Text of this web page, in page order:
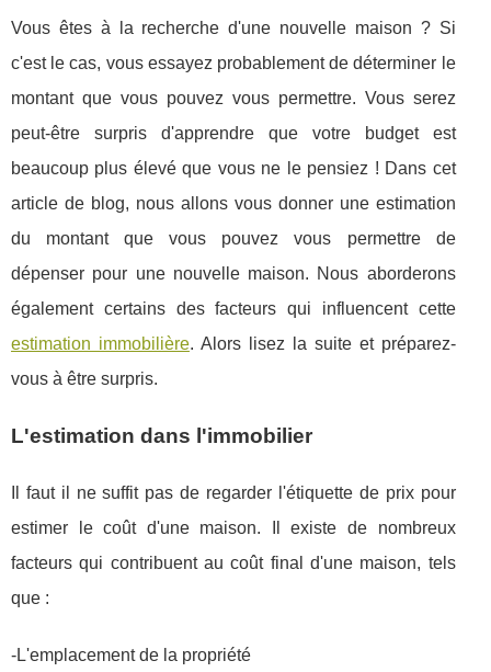
Vous êtes à la recherche d'une nouvelle maison ? Si
c'est le cas, vous essayez probablement de déterminer le
montant que vous pouvez vous permettre. Vous serez
peut-être surpris d'apprendre que votre budget est
beaucoup plus élevé que vous ne le pensiez ! Dans cet
article de blog, nous allons vous donner une estimation
du montant que vous pouvez vous permettre de
dépenser pour une nouvelle maison. Nous aborderons
également certains des facteurs qui influencent cette
estimation immobilière. Alors lisez la suite et préparez-
vous à être surpris.
L'estimation dans l'immobilier
Il faut il ne suffit pas de regarder l'étiquette de prix pour
estimer le coût d'une maison. Il existe de nombreux
facteurs qui contribuent au coût final d'une maison, tels
que :
-L'emplacement de la propriété